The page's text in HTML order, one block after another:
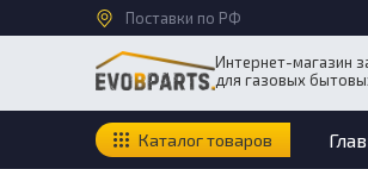
Поставки по РФ
Интернет-магазин
для газовых
Каталог товаров